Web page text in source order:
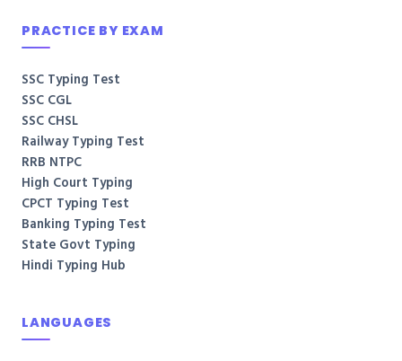
PRACTICE BY EXAM
SSC Typing Test
SSC CGL
SSC CHSL
Railway Typing Test
RRB NTPC
High Court Typing
CPCT Typing Test
Banking Typing Test
State Govt Typing
Hindi Typing Hub
LANGUAGES